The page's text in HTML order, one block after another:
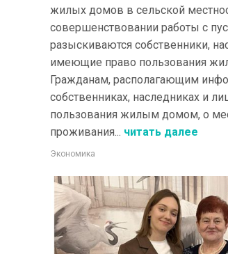
жилых домов в сельской
совершенствовании работы с
разыскиваются собственники,
имеющие право пользования
Гражданам, располагающим
собственниках, наследниках и
пользования жилым домом, о
проживания... читать далее
Экономика